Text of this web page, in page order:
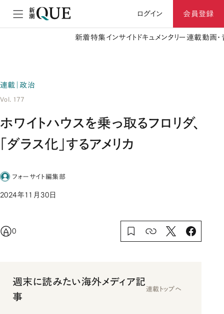
ログイン 会員登録
新着特集 インサイト ドキュメンタリー 連載動画
連載｜政治
Vol. 177
ホワイトハウスを乗っ取るフロリダ、
「ダラス化」するアメリカ
フォーサイト編集部
2024年11月30日
0
週末に読みたい海外メディア記
事
連載トップへ